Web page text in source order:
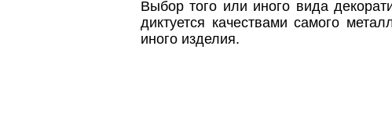
Выбор того или иного вида
диктуется качествами самого
иного изделия.